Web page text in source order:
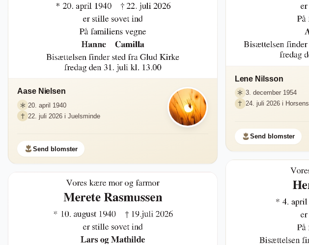
Aase Nielsen
20. april 1940
22. juli 2026 i Juelsminde
Send blomster
Lene Nilsson
3. december 1954
24. juli 2026 i Horsens
Send blomster